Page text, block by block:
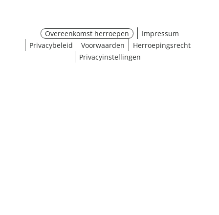
Overeenkomst herroepen
Impressum
Privacybeleid
Voorwaarden
Herroepingsrecht
Privacyinstellingen